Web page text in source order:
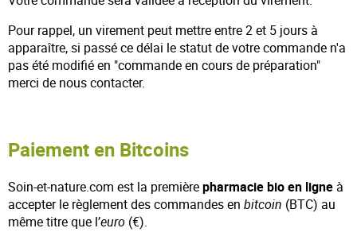
Pour rappel, un virement peut mettre entre 2 et 5 jours à
apparaître, si passé ce délai le statut de votre commande n'a
pas été modifié en "commande en cours de préparation"
merci de nous contacter.
Paiement en Bitcoins
Soin-et-nature.com est la premièrepharmacie bio en ligne à
accepter le règlement des commandes en bitcoin (BTC) au
même titre que l’euro (€).